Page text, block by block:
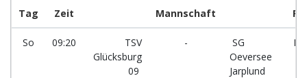
Tag Zeit Mannschaft
So 09:20
TSV
Glücksburg
09
-
SG
Oeversee
Jarplund